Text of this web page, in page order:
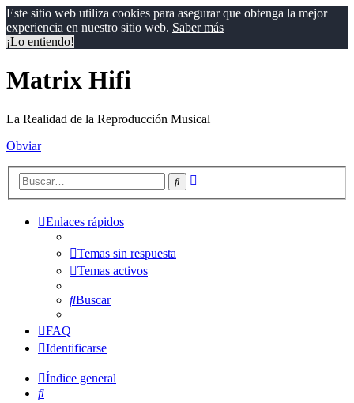
Este sitio web utiliza cookies para asegurar que obtenga la mejor
experiencia en nuestro sitio web. Saber más
¡Lo entiendo!
Matrix Hifi
La Realidad de la Reproducción Musical
Obviar
Buscar
Enlaces rápidos
Temas sin respuesta
Temas activos
Buscar
FAQ
Identificarse
Índice general
Buscar